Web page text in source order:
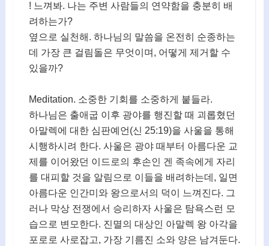
! 느껴봐. 나는 주변 사람들의 연약함을 충분히 배
려하는가?
옆으로 실천해. 하나님의 말씀을 온전히 순종하는
데 가장 큰 걸림돌은 무엇이며, 어떻게 제거할 수
있을까?
Meditation. 소중한 기회를 소중하게 붙들라.
하나님은 출애굽 이후 광야를 행진할 때 괴롭혔던
아말렉에 대한 심판예언(신 25:19)을 사울을 통해
시행하시려 한다. 사울은 광야 때부터 아름다운 교
제를 이어왔던 이드로의 후손인 겐 족속에게 자리
를 대피할 것을 알림으로 이들을 배려하는데, 일면
아름다운 인간미와 왕으로서의 덕이 느껴진다. 그
러나 막상 전쟁에서 승리하자 사울은 탐욕스런 모
습으로 변모한다. 진멸의 대상인 아말렉 왕 아각을
포로로 사로잡고, 가장 기름진 소와 양은 남겨둔다.